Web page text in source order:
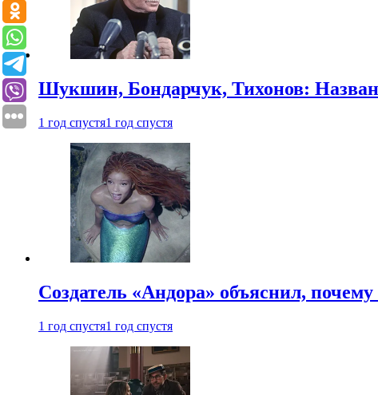
Шукшин, Бондарчук, Тихонов:
1 год спустя1 год спустя
Создатель «Андора» объяснил,
1 год спустя1 год спустя